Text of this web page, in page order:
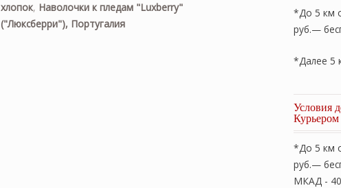
хлопок, Наволочки к пледам "Luxberry"
("Люксберри"), Португалия
*До 5 км
руб.—
*Далее 5
Условия
Курьером
*До 5 км
руб.—
МКАД - 40